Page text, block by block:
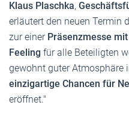
Klaus Plaschka,
erläutert den neuen Termin
zur einer Präsenzmesse
Feeling für alle Beteiligten
gewohnt guter Atmosphäre
einzigartige Chancen für
eröffnet."